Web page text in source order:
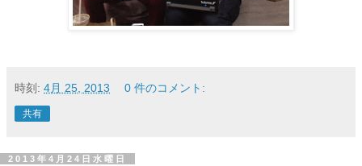
時刻: 4月 25, 2013 0 件のコメント:
共有
2013年4月24日水曜日